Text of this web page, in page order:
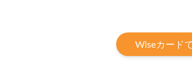
Wiseカード